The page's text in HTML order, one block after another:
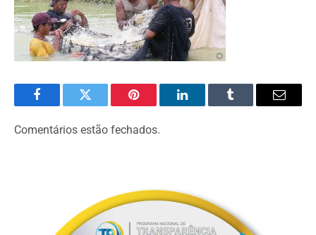
FacebookTwitter Pinterest LinkedInTumblr Email
Comentários estão fechados.